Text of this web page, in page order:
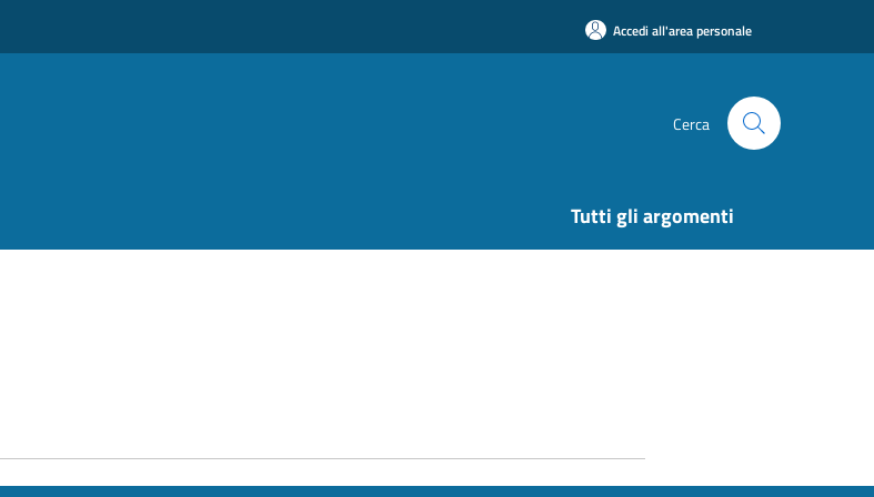
Accedi all'area personale
Cerca
Tutti gli argomenti